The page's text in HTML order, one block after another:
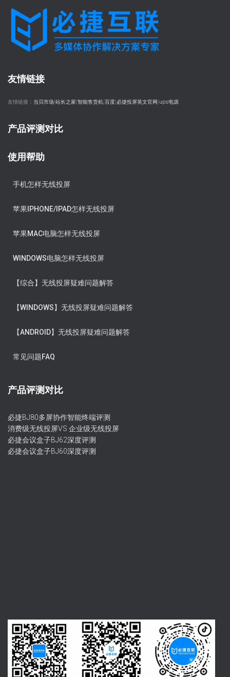
友情链接
友情链接： 当贝市场 站长之家 智能售货机 百度 必捷投屏英文官网 ups电源
产品评测对比
使用帮助
手机怎样无线投屏
苹果IPHONE/IPAD怎样无线投屏
苹果MAC电脑怎样无线投屏
WINDOWS电脑怎样无线投屏
【综合】无线投屏疑难问题解答
【WINDOWS】无线投屏疑难问题解答
【ANDROID】无线投屏疑难问题解答
常见问题FAQ
产品评测对比
必捷BJ80多屏协作智能终端评测
消费级无线投屏VS 企业级无线投屏
必捷会议盒子BJ62深度评测
必捷会议盒子BJ60深度评测